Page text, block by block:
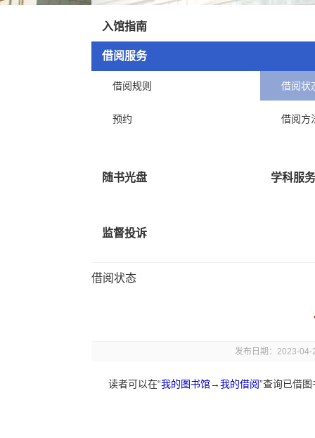
入馆指南
借阅服务
借阅规则 借阅状
预约 借阅方
随书光盘 学科服
监督投诉
借阅状态
发布日期：2023-04-
读者可以在“我的图书馆→我的借阅”查询已借